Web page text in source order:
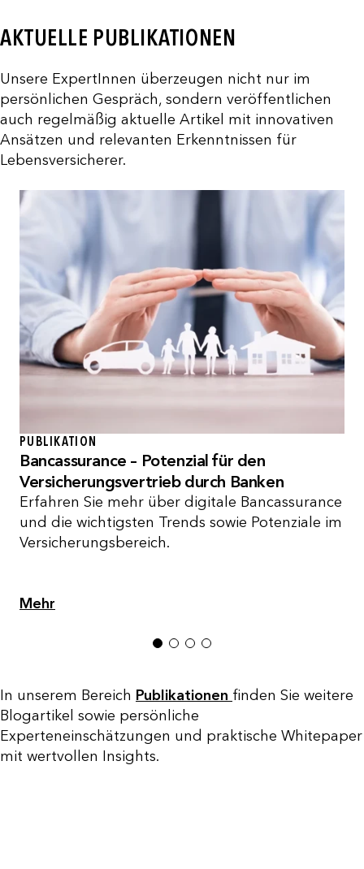
AKTUELLE PUBLIKATIONEN
Unsere ExpertInnen überzeugen nicht nur im
persönlichen Gespräch, sondern veröffentlichen
auch regelmäßig aktuelle Artikel mit innovativen
Ansätzen und relevanten Erkenntnissen für
Lebensversicherer.
PUBLIKATION
Bancassurance – Potenzial für den
Versicherungsvertrieb durch Banken
Erfahren Sie mehr über digitale Bancassurance
und die wichtigsten Trends sowie Potenziale im
Versicherungsbereich.
Mehr
1 2 3 4
In unserem Bereich Publikationen finden Sie weitere
Blogartikel sowie persönliche
Experteneinschätzungen und praktische Whitepaper
mit wertvollen Insights.